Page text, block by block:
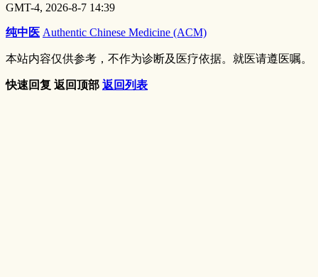
GMT-4, 2026-8-7 14:39
纯中医 Authentic Chinese Medicine (ACM)
本站内容仅供参考，不作为诊断及医疗依据。就医请遵医嘱。
快速回复 返回顶部 返回列表